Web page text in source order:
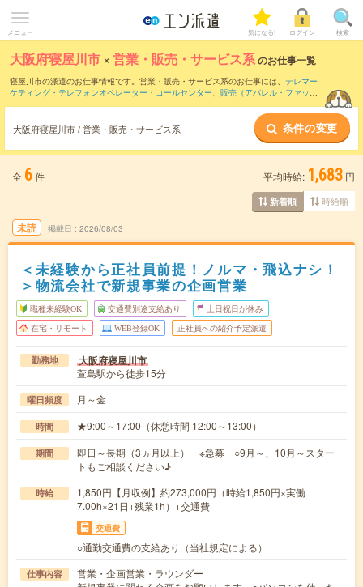
メニュー 気になる! ログイン 検索
大阪府寝屋川市 ×営業・販売・サービス系のお仕事一覧
寝屋川市の派遣のお仕事情報です。営業・販売・サービス系のお仕事には、 テレマー
ケティング・テレフォンオペレーター・コールセンター、 販売（アパレル・ファッシ
などのこだわり条件で絞り込んでいただけます。
大阪府寝屋川市 / 営業・販売・サービス系 条件の変更
全 6件 平均時給: 1,683 円
新着順 時給順
未読 掲載日 2026/08/03
＜未経験から正社員前提！ノルマ・飛込ナシ！
＞物流会社で新規事業の企画営業
職種未経験OK 交通費別途支給あり 土日祝日が休み
在宅・リモート WEB登録OK 正社員への紹介予定派遣
勤務地 大阪府寝屋川市
萱島駅から徒歩15分
曜日頻度 月～金
時間 ★9:00～17:00（休憩時間 12:00～13:00）
期間
即日～長期（3ヵ月以上） ※急募 ○9月～、10月～スター
トもご相談ください♪
時給
1,850円【月収例】約273,000円（時給1,850円×実働
7.00h×21日+残業1h）+交通費
交通費
○通勤交通費の支給あり（当社規定による）
仕事内容
営業・企画営業・ラウンダー